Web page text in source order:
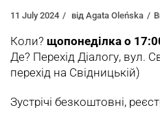
11 July 2024 від Agata Oleńska
Коли? щопонеділка о
Де? Перехід Діалогу, вул.
перехід на Свідницькій)
Зустрічі безкоштовні,